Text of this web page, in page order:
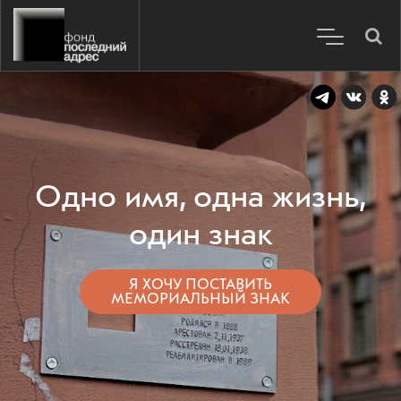
Одно имя, одна жизнь,
один знак
Я ХОЧУ ПОСТАВИТЬ
МЕМОРИАЛЬНЫЙ ЗНАК